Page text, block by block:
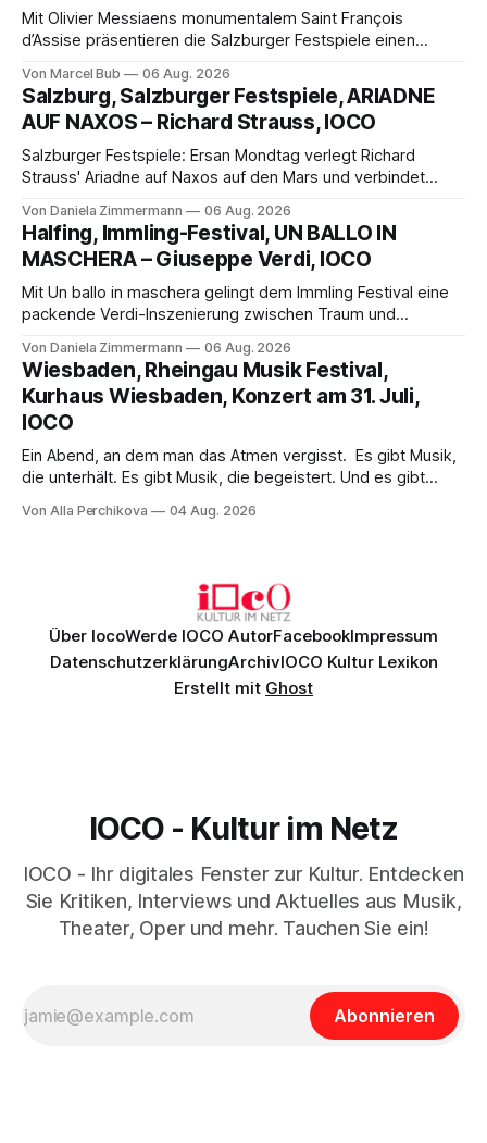
Mit Olivier Messiaens monumentalem Saint François
d’Assise präsentieren die Salzburger Festspiele einen
eine bildgewaltige Inszenierung, Maxime Pascal entfaltet
die komplexe Partitur eindrucksvoll, Philippe Sly berührt als
Franziskus.
Von Marcel Bub 06 Aug. 2026
Salzburg, Salzburger Festspiele, ARIADNE
AUF NAXOS – Richard Strauss, IOCO
Salzburger Festspiele: Ersan Mondtag verlegt Richard
Strauss' Ariadne auf Naxos auf den Mars und verbindet
Aufführung mit starken Solisten und den Wiener
Philharmonikern, szenisch bleibt der zweite Akt jedoch
hinter den Erwartungen zurück.
Von Daniela Zimmermann 06 Aug. 2026
Halfing, Immling-Festival, UN BALLO IN
MASCHERA – Giuseppe Verdi, IOCO
Mit Un ballo in maschera gelingt dem Immling Festival eine
packende Verdi-Inszenierung zwischen Traum und
psychologische Tiefe mit starken Bildern, getragen von
einem spielfreudigen Ensemble und einer musikalisch
überzeugenden Gesamtleistung.
Von Daniela Zimmermann 06 Aug. 2026
Wiesbaden, Rheingau Musik Festival,
Kurhaus Wiesbaden, Konzert am 31. Juli,
IOCO
Ein Abend, an dem man das Atmen vergisst. Es gibt Musik,
die unterhält. Es gibt Musik, die begeistert. Und es gibt
Genau so war der Abend im Kurhaus Wiesbaden, an dem
Von Alla Perchikova 04 Aug. 2026
Über IocoWerde IOCO AutorFacebookImpressum
DatenschutzerklärungArchivIOCO Kultur Lexikon
Erstellt mit Ghost
IOCO - Kultur im Netz
IOCO - Ihr digitales Fenster zur Kultur. Entdecken
Sie Kritiken, Interviews und Aktuelles aus Musik,
Theater, Oper und mehr. Tauchen Sie ein!
Abonnieren